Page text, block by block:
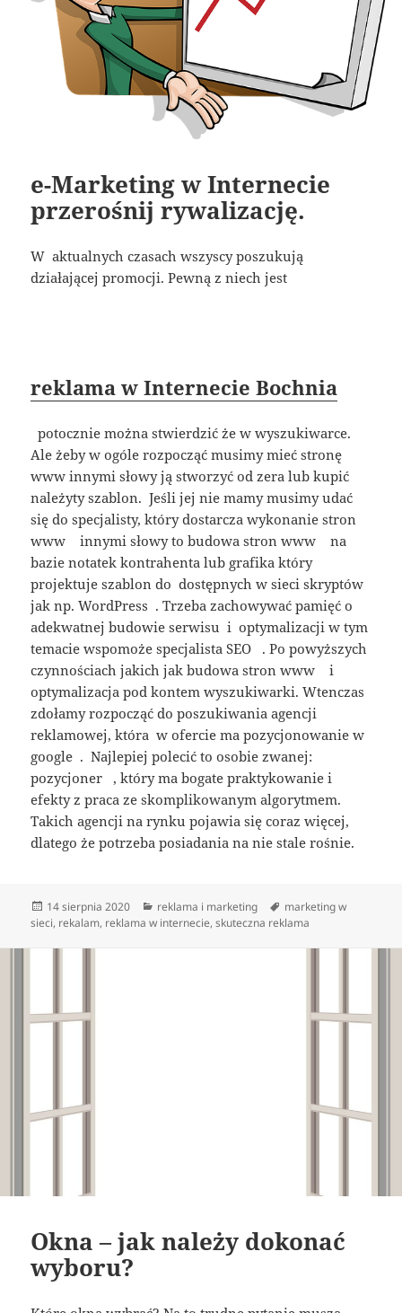
e-Marketing w Internecie
przerośnij rywalizację.
W aktualnych czasach wszyscy poszukują
działającej promocji. Pewną z niech jest
reklama w Internecie Bochnia
potocznie można stwierdzić że w wyszukiwarce.
Ale żeby w ogóle rozpocząć musimy mieć stronę
www innymi słowy ją stworzyć od zera lub kupić
należyty szablon. Jeśli jej nie mamy musimy udać
się do specjalisty, który dostarcza wykonanie stron
www innymi słowy to budowa stron www na
bazie notatek kontrahenta lub grafika który
projektuje szablon do dostępnych w sieci skryptów
jak np. WordPress . Trzeba zachowywać pamięć o
adekwatnej budowie serwisu i optymalizacji w tym
temacie wspomoże specjalista SEO . Po powyższych
czynnościach jakich jak budowa stron www i
optymalizacja pod kontem wyszukiwarki. Wtenczas
zdołamy rozpocząć do poszukiwania agencji
reklamowej, która w ofercie ma pozycjonowanie w
google . Najlepiej polecić to osobie zwanej:
pozycjoner , który ma bogate praktykowanie i
efekty z praca ze skomplikowanym algorytmem.
Takich agencji na rynku pojawia się coraz więcej,
dlatego że potrzeba posiadania na nie stale rośnie.
Data
publikacji
14 sierpnia 2020 Kategorie
reklama i marketing Tagi
marketing w
sieci, rekalam, reklama w internecie,skuteczna reklama
Okna – jak należy dokonać
wyboru?